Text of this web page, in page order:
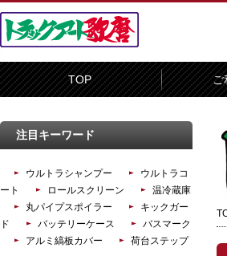
TOP ご
注目キーワード
ウルトラシャンプー
ウルトラコ
ート
ロールスクリーン
温冷蔵庫
丸パイプスポイラー
キックガー
ド
バッテリーケース
バスマーク
アルミ縞板カバー
荷台ステップ